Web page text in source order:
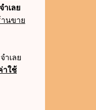
ำเลย
นขาย
ำเลย
าใช้